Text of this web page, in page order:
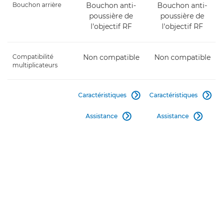
Bouchon arrière
Bouchon anti-
poussière de
l'objectif RF
Bouchon anti-
poussière de
l'objectif RF
Compatibilité
multiplicateurs
Non compatible Non compatible
Caractéristiques 
Assistance 
Caractéristiques 
Assistance 